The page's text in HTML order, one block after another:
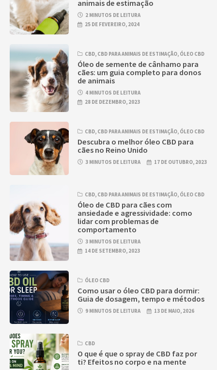
animais de estimação
2 MINUTOS DE LEITURA
25 DE FEVEREIRO, 2024
CBD, CBD PARA ANIMAIS DE ESTIMAÇÃO, ÓLEO CBD
Óleo de semente de cânhamo para
cães: um guia completo para donos
de animais
4 MINUTOS DE LEITURA
28 DE DEZEMBRO, 2023
CBD, CBD PARA ANIMAIS DE ESTIMAÇÃO, ÓLEO CBD
Descubra o melhor óleo CBD para
cães no Reino Unido
3 MINUTOS DE LEITURA 17 DE OUTUBRO, 2023
CBD, CBD PARA ANIMAIS DE ESTIMAÇÃO, ÓLEO CBD
Óleo de CBD para cães com
ansiedade e agressividade: como
lidar com problemas de
comportamento
3 MINUTOS DE LEITURA
14 DE SETEMBRO, 2023
ÓLEO CBD
Como usar o óleo CBD para dormir:
Guia de dosagem, tempo e métodos
9 MINUTOS DE LEITURA 13 DE MAIO, 2026
CBD
O que é que o spray de CBD faz por
ti? Efeitos no corpo e na mente